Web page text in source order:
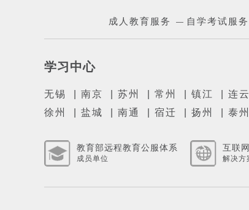
成人教育服务 — 自学考试服务
学习中心
无锡 南京 苏州 常州 镇江 连
徐州
盐城 南通 宿迁 扬州 泰州
教育部远程教育公服体系
成员单位
互联
解决方